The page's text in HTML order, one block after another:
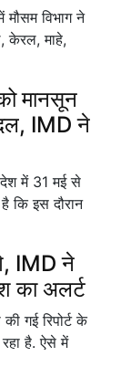
विभाग ने
केरल, माहे,
मानसून
IMD ने
में 31 मई से
कि इस दौरान
IMD ने
का अलर्ट
गई रिपोर्ट के
है. ऐसे में